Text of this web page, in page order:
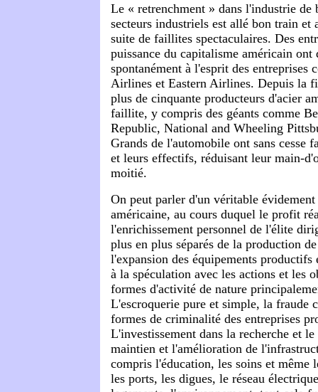
Le « retrenchment » dans l'industrie de
secteurs industriels est allé bon train et
suite de faillites spectaculaires. Des
puissance du capitalisme américain ont
spontanément à l'esprit des entreprises
Airlines et Eastern Airlines. Depuis la
plus de cinquante producteurs d'acier
faillite, y compris des géants comme
Republic, National and Wheeling
Grands de l'automobile ont sans cesse
et leurs effectifs, réduisant leur main-
moitié.
On peut parler d'un véritable
américaine, au cours duquel le profit
l'enrichissement personnel de l'élite
plus en plus séparés de la production
l'expansion des équipements productifs
à la spéculation avec les actions et les
formes d'activité de nature
L'escroquerie pure et simple, la fraude
formes de criminalité des entreprises
L'investissement dans la recherche et
maintien et l'amélioration de
compris l'éducation, les soins et même
les ports, les digues, le réseau